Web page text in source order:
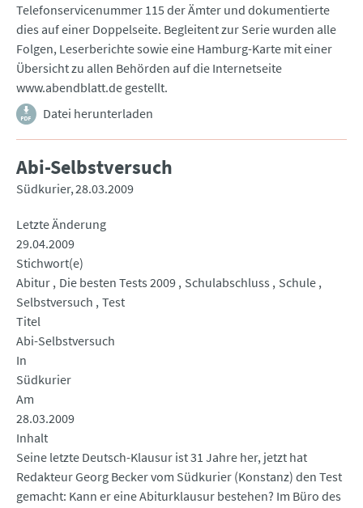
Telefonservicenummer 115 der Ämter und dokumentierte
dies auf einer Doppelseite. Begleitent zur Serie wurden alle
Folgen, Leserberichte sowie eine Hamburg-Karte mit einer
Übersicht zu allen Behörden auf die Internetseite
www.abendblatt.de gestellt.
Datei herunterladen
Abi-Selbstversuch
Südkurier 28.03.2009
Letzte Änderung
29.04.2009
Stichwort(e)
Abitur Die besten Tests 2009 Schulabschluss
Schule
Selbstversuch Test
Titel
Abi-Selbstversuch
In
Südkurier
Am
28.03.2009
Inhalt
Seine letzte Deutsch-Klausur ist 31 Jahre her, jetzt hat
Redakteur Georg Becker vom Südkurier (Konstanz) den Test
gemacht: Kann er eine Abiturklausur bestehen? Im Büro des